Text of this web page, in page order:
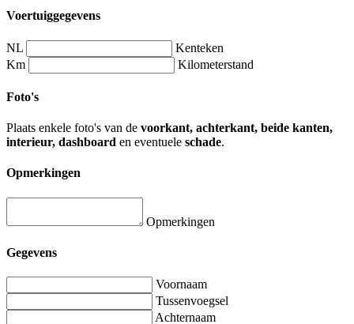
Voertuiggegevens
NL
Kenteken
Km
Kilometerstand
Foto's
Plaats enkele foto's van de voorkant, achterkant, beide kanten,
interieur, dashboard en eventuele schade.
Opmerkingen
Opmerkingen
Gegevens
Voornaam
Tussenvoegsel
Achternaam